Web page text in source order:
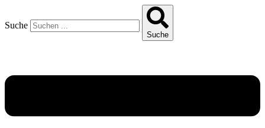
Suche
Suche